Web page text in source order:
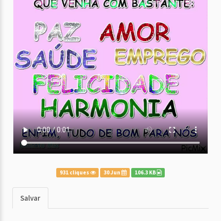
931 cliques 30 Jun 106.3 KB
Salvar